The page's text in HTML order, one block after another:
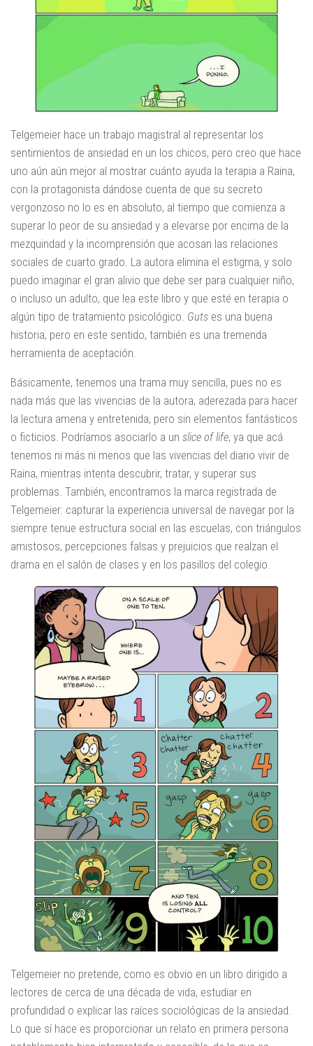
Telgemeier hace un trabajo magistral al representar los
sentimientos de ansiedad en un los chicos, pero creo que hace
uno aún aún mejor al mostrar cuánto ayuda la terapia a Raina,
con la protagonista dándose cuenta de que su secreto
vergonzoso no lo es en absoluto, al tiempo que comienza a
superar lo peor de su ansiedad y a elevarse por encima de la
mezquindad y la incomprensión que acosan las relaciones
sociales de cuarto grado. La autora elimina el estigma, y solo
puedo imaginar el gran alivio que debe ser para cualquier niño,
o incluso un adulto, que lea este libro y que esté en terapia o
algún tipo de tratamiento psicológico. Guts es una buena
historia, pero en este sentido, también es una tremenda
herramienta de aceptación.
Básicamente, tenemos una trama muy sencilla, pues no es
nada más que las vivencias de la autora, aderezada para hacer
la lectura amena y entretenida, pero sin elementos fantásticos
o ficticios. Podríamos asociarlo a un slice of life, ya que acá
tenemos ni más ni menos que las vivencias del diario vivir de
Raina, mientras intenta descubrir, tratar, y superar sus
problemas. También, encontramos la marca registrada de
Telgemeier: capturar la experiencia universal de navegar por la
siempre tenue estructura social en las escuelas, con triángulos
amistosos, percepciones falsas y prejuicios que realzan el
drama en el salón de clases y en los pasillos del colegio.
Telgemeier no pretende, como es obvio en un libro dirigido a
lectores de cerca de una década de vida, estudiar en
profundidad o explicar las raíces sociológicas de la ansiedad.
Lo que sí hace es proporcionar un relato en primera persona